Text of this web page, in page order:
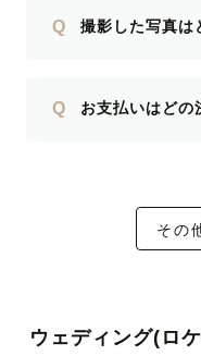
Q 撮影した写真は
Q お支払いはどの
その
ウェディング(ロ